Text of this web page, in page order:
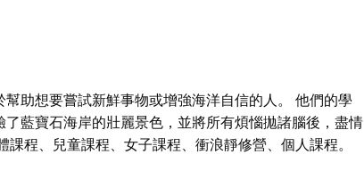
助想要嘗試新鮮事物或增強海洋自信的人。 他們的學
藍寶石海岸的壯麗景色，並將所有煩惱拋諸腦後，盡情
程、兒童課程、女子課程、衝浪靜修營、個人課程。